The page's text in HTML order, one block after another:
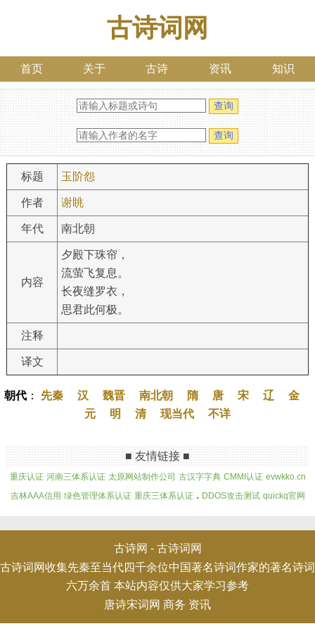
古诗词网
首页 关于 古诗 资讯 知识
标题 玉阶怨
作者 谢眺
年代 南北朝
内容
夕殿下珠帘，
流萤飞复息。
长夜缝罗衣，
思君此何极。
注释
译文
朝代 ： 先秦 汉 魏晋 南北朝 隋 唐 宋 辽
金
元
明 清 现当代 不详
■ 友情链接 ■
重庆认证 河南三体系认证 太原网站制作公司 古汉字字典 CMMI认证 evwkko.cn
吉林AAA信用 绿色管理体系认证 重庆三体系认证 . DDOS攻击测试 quickq官网
古诗网 - 古诗词网
古诗词网收集先秦至当代四千余位中国著名诗词作家的著名诗词
六万余首 本站内容仅供大家学习参考
唐诗宋词网 商务 资讯